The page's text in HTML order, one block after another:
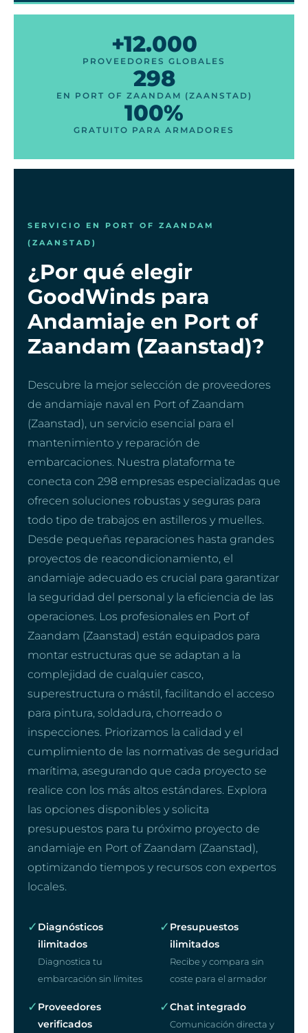
+12.000
PROVEEDORES GLOBALES
298
EN PORT OF ZAANDAM (ZAANSTAD)
100%
GRATUITO PARA ARMADORES
SERVICIO EN PORT OF ZAANDAM
(ZAANSTAD)
¿Por qué elegir
GoodWinds para
Andamiaje en Port of
Zaandam (Zaanstad)?
Descubre la mejor selección de proveedores
de andamiaje naval en Port of Zaandam
(Zaanstad), un servicio esencial para el
mantenimiento y reparación de
embarcaciones. Nuestra plataforma te
conecta con 298 empresas especializadas que
ofrecen soluciones robustas y seguras para
todo tipo de trabajos en astilleros y muelles.
Desde pequeñas reparaciones hasta grandes
proyectos de reacondicionamiento, el
andamiaje adecuado es crucial para garantizar
la seguridad del personal y la eficiencia de las
operaciones. Los profesionales en Port of
Zaandam (Zaanstad) están equipados para
montar estructuras que se adaptan a la
complejidad de cualquier casco,
superestructura o mástil, facilitando el acceso
para pintura, soldadura, chorreado o
inspecciones. Priorizamos la calidad y el
cumplimiento de las normativas de seguridad
marítima, asegurando que cada proyecto se
realice con los más altos estándares. Explora
las opciones disponibles y solicita
presupuestos para tu próximo proyecto de
andamiaje en Port of Zaandam (Zaanstad),
optimizando tiempos y recursos con expertos
locales.
✓ Diagnósticos
ilimitados
Diagnostica tu
embarcación sin límites
✓ Presupuestos
ilimitados
Recibe y compara sin
coste para el armador
✓ Proveedores
verificados
✓Chat integrado
Comunicación directa y